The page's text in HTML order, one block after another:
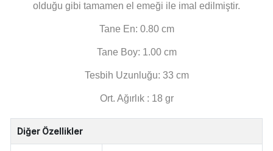
olduğu gibi tamamen el emeği ile imal edilmiştir.
Tane En: 0.80 cm
Tane Boy: 1.00 cm
Tesbih Uzunluğu: 33 cm
Ort. Ağırlık : 18 gr
Diğer Özellikler